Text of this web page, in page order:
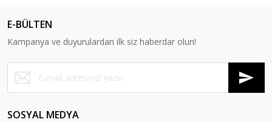
E-BÜLTEN
Kampanya ve duyurulardan ilk siz haberdar olun!
SOSYAL MEDYA